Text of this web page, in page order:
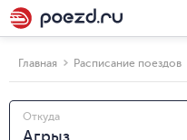
Главная Расписание поездов
Откуда